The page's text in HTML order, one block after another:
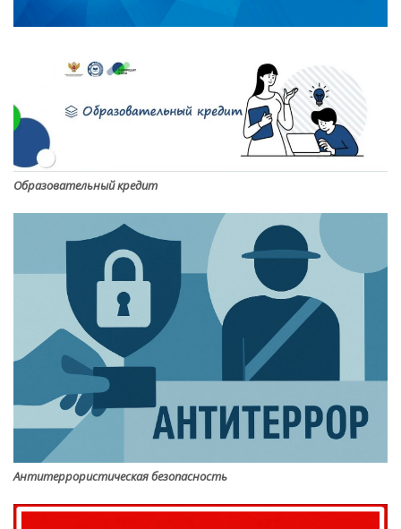
Образовательный кредит
Антитеррористическая безопасность